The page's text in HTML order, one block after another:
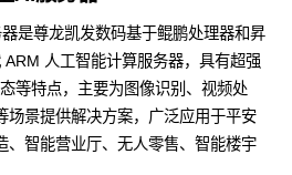
是尊龙凯发数码基于鲲鹏处理器和昇
人工智能计算服务器，具有超强
等特点，主要为图像识别、视频处
场景提供解决方案，广泛应用于平安
、智能营业厅、无人零售、智能楼宇